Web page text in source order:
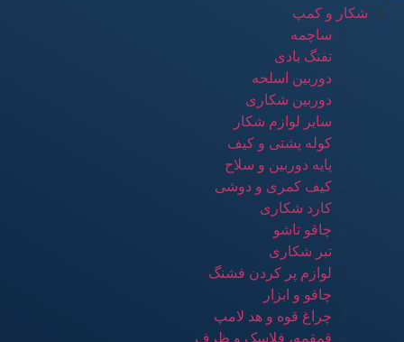
شکار و کمپ
ساچمه
تفنگ بادی
دوربین اسلحه
دوربین شکاری
سایر لوازم شکار
کوله پشتی و کیف
پایه دوربین و سلاح
کیف کمری و دوشی
کارد شکاری
چاقو تاشو
تبر شکاری
لوازم پر کردن فشنگ
چاقو و ابزار
چراغ قوه و هد لامپ
قمقمه، فلاسک و ظرف